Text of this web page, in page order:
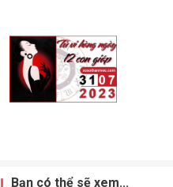
Bạn có thể sẽ xem...